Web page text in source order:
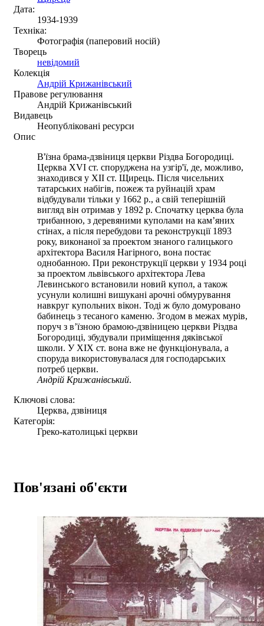
Дата:
1934-1939
Техніка:
Фотографія (паперовий носій)
Творець
невідомий
Колекція
Андрій Крижанівський
Правове регулювання
Андрій Крижанівський
Видавець
Неопубліковані ресурси
Опис
В'їзна брама-дзвіниця церкви Різдва Богородиці.
Церква XVI ст. споруджена на узгір'ї, де, можливо,
знаходився у ХІІ ст. Щирець. Після чисельних
татарських набігів, пожеж та руйнацій храм
відбудували тільки у 1662 р., а свій теперішній
вигляд він отримав у 1892 р. Спочатку церква була
трибанною, з деревяними куполами на кам’яних
стінах, а після перебудови та реконструкції 1893
року, виконаної за проектом знаного галицького
архітектора Василя Нагірного, вона постає
однобанною. При реконструкції церкви у 1934 році
за проектом львівського архітектора Лева
Левинського встановили новий купол, а також
усунули колишні вишукані арочні обмурування
навкруг купольних вікон. Тоді ж було домуровано
бабинець з тесаного каменю. Згодом в межах мурів,
поруч з в’їзною брамою-дзвіницею церкви Різдва
Богородиці, збудували приміщення дяківської
школи. У ХІХ ст. вона вже не функціонувала, а
споруда використовувалася для господарських
потреб церкви.
Андрій Крижанівський.
Ключові слова:
Церква, дзвіниця
Категорія:
Греко-католицькі церкви
Пов'язані об'єкти